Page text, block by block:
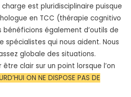
est pluridisciplinaire puisque
en TCC (thérapie cognitivo
également d’outils de
spécialistes qui nous aident. Nous
globale des situations.
clair sur un point lorsque l’on
ON NE DISPOSE PAS DE